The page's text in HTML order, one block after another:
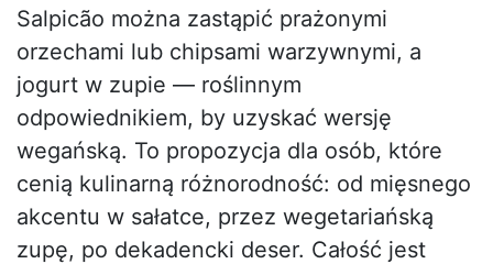
Salpicão można zastąpić prażonymi
orzechami lub chipsami warzywnymi, a
jogurt w zupie — roślinnym
odpowiednikiem, by uzyskać wersję
wegańską. To propozycja dla osób, które
cenią kulinarną różnorodność: od mięsnego
akcentu w sałatce, przez wegetariańską
zupę, po dekadencki deser. Całość jest